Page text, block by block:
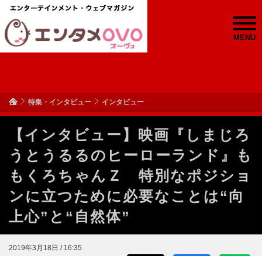
MENU
特集・インタビュー インタビュー
【インタビュー】映画『しまじろ
うとうるるのヒーローランド』も
もくろちゃんＺ 特別なポジショ
ンに立つために必要なことは“向
上心”と“自然体”
2019年3月18日 / 16:35